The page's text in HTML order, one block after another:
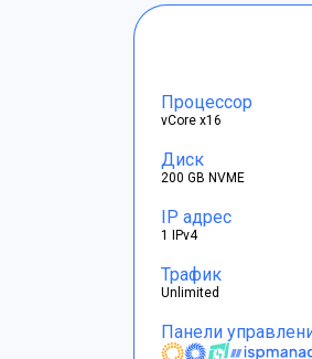
Процессор
vCore x16
Диск
200 GB NVME
IP адрес
1 IPv4
Трафик
Unlimited
Панели